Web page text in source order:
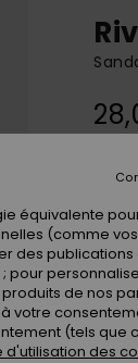
équivalente
(comme
des publications
de nos
votre
(tels que
d'utilisation des